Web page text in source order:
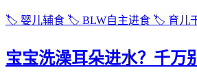
🏷️ 婴儿辅食 🏷️ BLW自主进食 🏷️ 育儿
宝宝洗澡耳朵进水？千万